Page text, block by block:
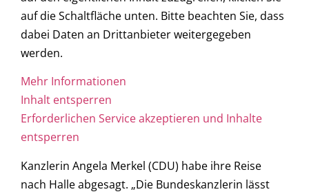
auf die Schaltfläche unten. Bitte beachten Sie, dass
dabei Daten an Drittanbieter weitergegeben
werden.
Mehr Informationen
Inhalt entsperren
Erforderlichen Service akzeptieren und Inhalte
entsperren
Kanzlerin Angela Merkel (CDU) habe ihre Reise
nach Halle abgesagt. „Die Bundeskanzlerin lässt